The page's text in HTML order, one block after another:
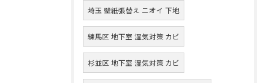
埼玉 壁紙張替え ニオイ 下地
練馬区 地下室 湿気対策 カビ
杉並区 地下室 湿気対策 カビ